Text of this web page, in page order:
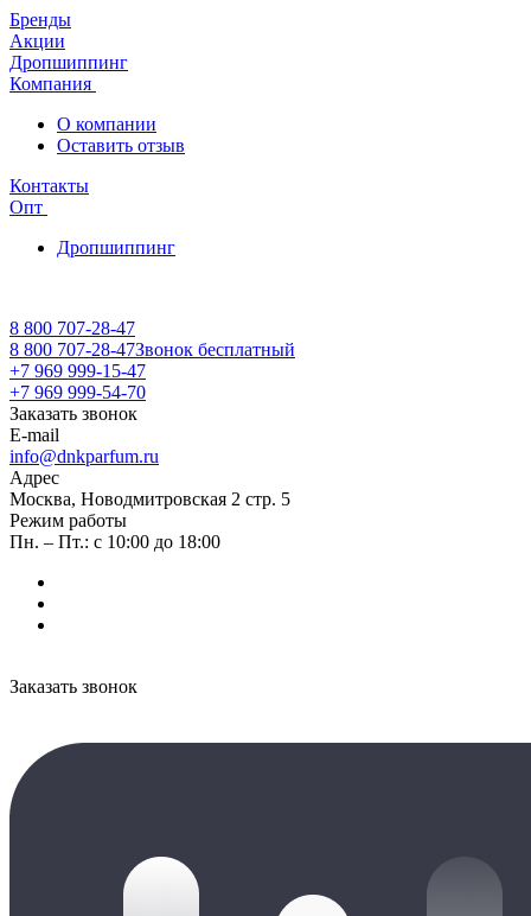
Бренды
Акции
Дропшиппинг
Компания
О компании
Оставить отзыв
Контакты
Опт
Дропшиппинг
8 800 707-28-47
8 800 707-28-47Звонок бесплатный
+7 969 999-15-47
+7 969 999-54-70
Заказать звонок
E-mail
info@dnkparfum.ru
Адрес
Москва, Новодмитровская 2 стр. 5
Режим работы
Пн. – Пт.: с 10:00 до 18:00
Заказать звонок